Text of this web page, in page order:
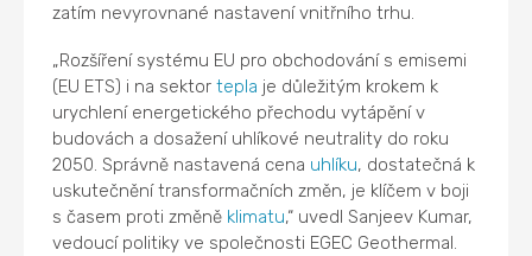
zatím nevyrovnané nastavení vnitřního trhu.
„Rozšíření systému EU pro obchodování s emisemi
(EU ETS) i na sektortepla je důležitým krokem k
urychlení energetického přechodu vytápění v
budovách a dosažení uhlíkové neutrality do roku
2050. Správně nastavená cena uhlíku, dostatečná k
uskutečnění transformačních změn, je klíčem v boji
s časem proti změně klimatu,“ uvedl Sanjeev Kumar,
vedoucí politiky ve společnosti EGEC Geothermal.